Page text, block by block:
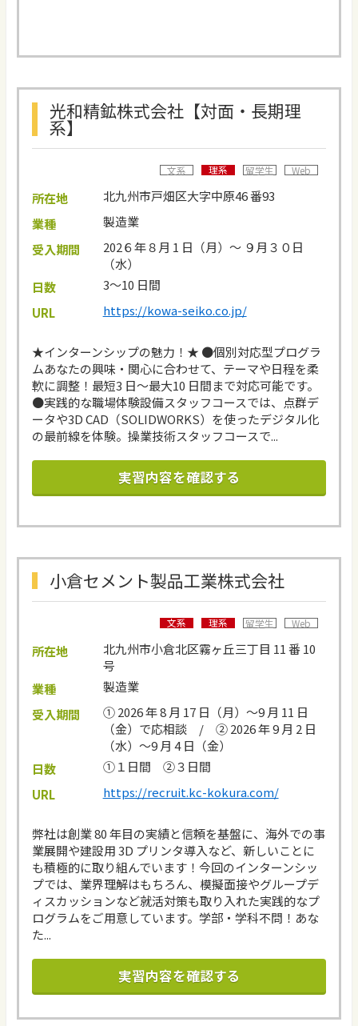
光和精鉱株式会社【対面・長期理
系】
文系 理系 留学生 Web
所在地
北九州市戸畑区大字中原46 番93
業種
製造業
受入期間
202６年８月 1 日（月）～ ９月３０日
（水）
日数
3～10 日間
URL
https://kowa-seiko.co.jp/
★インターンシップの魅力！★ ●個別対応型プログラ
ムあなたの興味・関心に合わせて、テーマや日程を柔
軟に調整！最短3 日〜最大10 日間まで対応可能です。
●実践的な職場体験設備スタッフコースでは、点群デ
ータや3D CAD（SOLIDWORKS）を使ったデジタル化
の最前線を体験。操業技術スタッフコースで...
実習内容を確認する
小倉セメント製品工業株式会社
文系 理系 留学生 Web
所在地
北九州市小倉北区霧ヶ丘三丁目 11 番 10
号
業種
製造業
受入期間
① 2026 年 8 月 17 日（月）～9 月 11 日
（金）で応相談 / ② 2026 年 9 月 2 日
（水）～9 月 4 日（金）
日数
①１日間 ②３日間
URL
https://recruit.kc-kokura.com/
弊社は創業 80 年目の実績と信頼を基盤に、海外での事
業展開や建設用 3D プリンタ導入など、新しいことに
も積極的に取り組んでいます！今回のインターンシッ
プでは、業界理解はもちろん、模擬面接やグループデ
ィスカッションなど就活対策も取り入れた実践的なプ
ログラムをご用意しています。学部・学科不問！あな
た...
実習内容を確認する